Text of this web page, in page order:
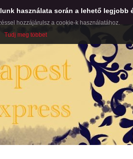
használata során a lehető
hozzájárulsz a cookie-k használatához.
Tudj meg többet